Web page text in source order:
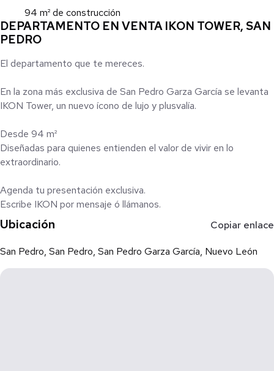
94 m² de construcción
DEPARTAMENTO EN VENTA IKON TOWER, SAN
PEDRO
El departamento que te mereces.
En la zona más exclusiva de San Pedro Garza García se levanta
IKON Tower, un nuevo ícono de lujo y plusvalía.
Desde 94 m²
Diseñadas para quienes entienden el valor de vivir en lo
extraordinario.
Agenda tu presentación exclusiva.
Escribe IKON por mensaje ó llámanos.
Ubicación Copiar enlace
San Pedro, San Pedro, San Pedro Garza García, Nuevo León